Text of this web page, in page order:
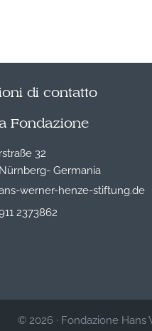
di contatto
Fondazione
32
Germania
werner-henze-stiftung.de
2373862
© 2026 · Fondazione Hans